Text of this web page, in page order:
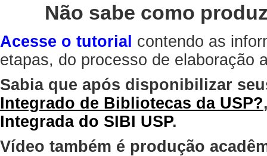
Não sabe como
Acesse o tutorial contendo as
etapas, do processo de elaboração
Sabia que após disponibilizar
Integrado de Bibliotecas da USP?
Integrada do SIBI USP.
Vídeo também é produção